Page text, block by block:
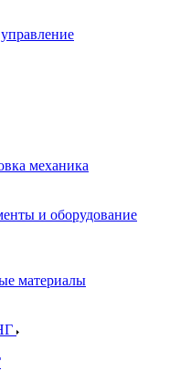
механика
и оборудование
материалы